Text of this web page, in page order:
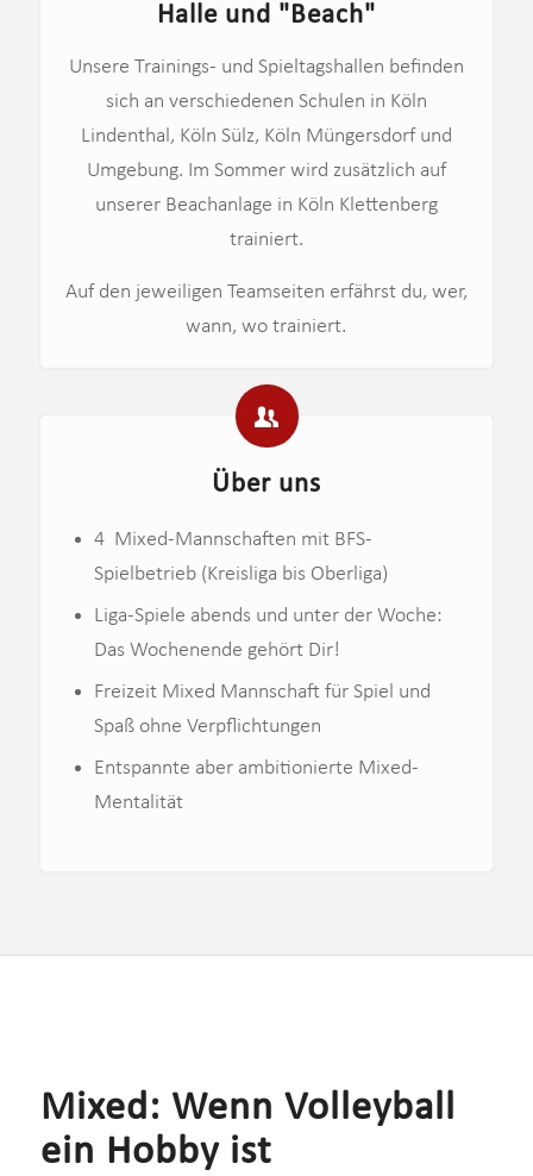
Halle und "Beach"
Unsere Trainings- und Spieltagshallen befinden
sich an verschiedenen Schulen in Köln
Lindenthal, Köln Sülz, Köln Müngersdorf und
Umgebung. Im Sommer wird zusätzlich auf
unserer Beachanlage in Köln Klettenberg
trainiert.
Auf den jeweiligen Teamseiten erfährst du, wer,
wann, wo trainiert.
Über uns
4 Mixed-Mannschaften mit BFS-
Spielbetrieb (Kreisliga bis Oberliga)
Liga-Spiele abends und unter der Woche:
Das Wochenende gehört Dir!
Freizeit Mixed Mannschaft für Spiel und
Spaß ohne Verpflichtungen
Entspannte aber ambitionierte Mixed-
Mentalität
Mixed: Wenn Volleyball
ein Hobby ist